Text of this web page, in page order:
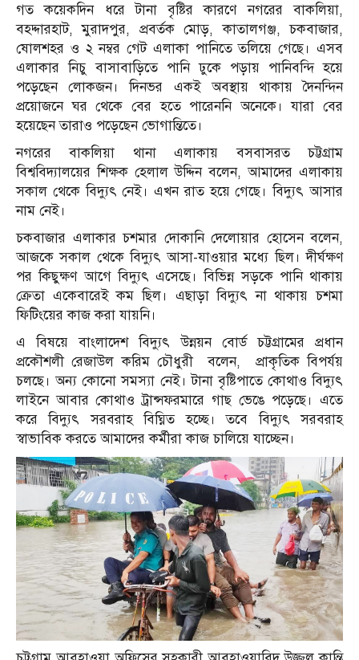
গত কয়েকদিন ধরে টানা বৃষ্টির কারণে নগরের বাকলিয়া,
বহদ্দারহাট, মুরাদপুর, প্রবর্তক মোড়, কাতালগঞ্জ, চকবাজার,
ষোলশহর ও ২ নম্বর গেট এলাকা পানিতে তলিয়ে গেছে। এসব
এলাকার নিচু বাসাবাড়িতে পানি ঢুকে পড়ায় পানিবন্দি হয়ে
পড়েছেন লোকজন। দিনভর একই অবস্থায় থাকায় দৈনন্দিন
প্রয়োজনে ঘর থেকে বের হতে পারেননি অনেকে। যারা বের
হয়েছেন তারাও পড়েছেন ভোগান্তিতে।
নগরের বাকলিয়া থানা এলাকায় বসবাসরত চট্টগ্রাম
বিশ্ববিদ্যালয়ের শিক্ষক হেলাল উদ্দিন বলেন, আমাদের এলাকায়
সকাল থেকে বিদ্যুৎ নেই। এখন রাত হয়ে গেছে। বিদ্যুৎ আসার
নাম নেই।
চকবাজার এলাকার চশমার দোকানি দেলোয়ার হোসেন বলেন,
আজকে সকাল থেকে বিদ্যুৎ আসা-যাওয়ার মধ্যে ছিল। দীর্ঘক্ষণ
পর কিছুক্ষণ আগে বিদ্যুৎ এসেছে। বিভিন্ন সড়কে পানি থাকায়
ক্রেতা একেবারেই কম ছিল। এছাড়া বিদ্যুৎ না থাকায় চশমা
ফিটিংয়ের কাজ করা যায়নি।
এ বিষয়ে বাংলাদেশ বিদ্যুৎ উন্নয়ন বোর্ড চট্টগ্রামের প্রধান
প্রকৌশলী রেজাউল করিম চৌধুরী বলেন, প্রাকৃতিক বিপর্যয়
চলছে। অন্য কোনো সমস্যা নেই। টানা বৃষ্টিপাতে কোথাও বিদ্যুৎ
লাইনে আবার কোথাও ট্রান্সফরমারে গাছ ভেঙে পড়েছে। এতে
করে বিদ্যুৎ সরবরাহ বিঘ্নিত হচ্ছে। তবে বিদ্যুৎ সরবরাহ
স্বাভাবিক করতে আমাদের কর্মীরা কাজ চালিয়ে যাচ্ছেন।